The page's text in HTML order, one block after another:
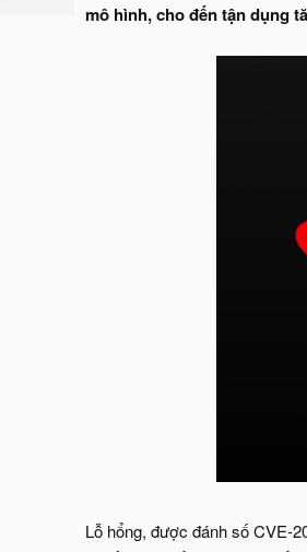
mô hình, cho đến tận dụng
Lỗ hổng, được đánh số CVE-